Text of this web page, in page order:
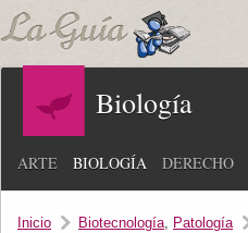
Biología
ARTE BIOLOGÍA DERECHO
Inicio Biotecnología, Patología